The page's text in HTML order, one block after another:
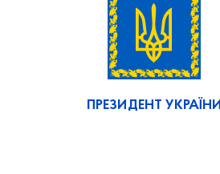
ПРЕЗИДЕНТ УКРАЇНИ